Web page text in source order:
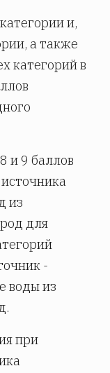
и,
а также
категорий в
и 9 баллов
из
для
-
воды из
при